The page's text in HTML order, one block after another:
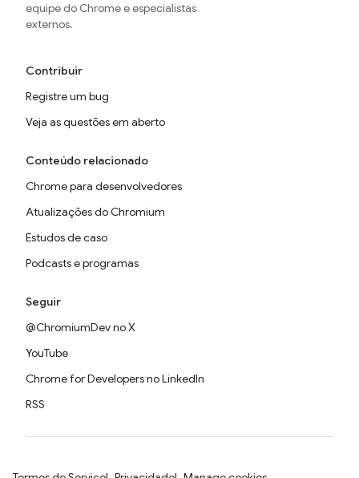
equipe do Chrome e especialistas
externos.
Contribuir
Registre um bug
Veja as questões em aberto
Conteúdo relacionado
Chrome para desenvolvedores
Atualizações do Chromium
Estudos de caso
Podcasts e programas
Seguir
@ChromiumDev no X
YouTube
Chrome for Developers no LinkedIn
RSS